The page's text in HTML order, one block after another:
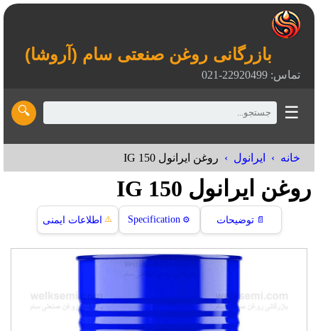
بازرگانی روغن صنعتی سام (آروشا)
تماس: 22920499-021
☰
🔍
خانه ایرانول روغن ایرانول IG 150
روغن ایرانول IG 150
📄 توضیحات ⚙️
Specification
⚠️ اطلاعات ایمنی